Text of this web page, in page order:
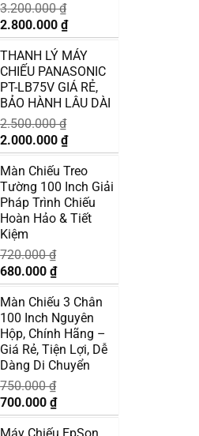
3.200.000₫
Giá
gốc
là:
3.200.000 ₫.
2.800.000 ₫Giá
hiện
tại
là:
2.800.000 ₫.
THANH LÝ MÁY
CHIẾU PANASONIC
PT-LB75V GIÁ RẺ,
BẢO HÀNH LÂU DÀI
2.500.000₫
Giá
gốc
là:
2.500.000 ₫.
2.000.000 ₫Giá
hiện
tại
là:
2.000.000 ₫.
Màn Chiếu Treo
Tường 100 Inch Giải
Pháp Trình Chiếu
Hoàn Hảo & Tiết
Kiệm
720.000₫
Giá
gốc
là:
720.000 ₫.
680.000 ₫Giá
hiện
tại
là:
680.000 ₫.
Màn Chiếu 3 Chân
100 Inch Nguyên
Hộp, Chính Hãng –
Giá Rẻ, Tiện Lợi, Dễ
Dàng Di Chuyển
750.000₫
Giá
gốc
700.000 ₫Giá
hiện